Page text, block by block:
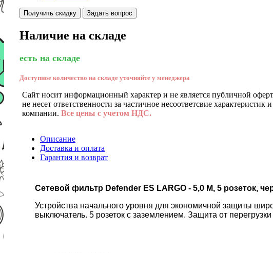
Получить скидку Задать вопрос
Наличие на складе
есть на складе
Доступное количество на складе уточняйте у менеджера
Сайт носит информационный характер и не является публичной
не несет ответственности за частичное несоответсвие
компании. Все цены с учетом НДС.
Описание
Доставка и оплата
Гарантия и возврат
Сетевой фильтр Defender ES LARGO - 5,0 М, 5 розеток,
Устройства начального уровня для экономичной защиты
выключатель. 5 розеток с заземлением. Защита от